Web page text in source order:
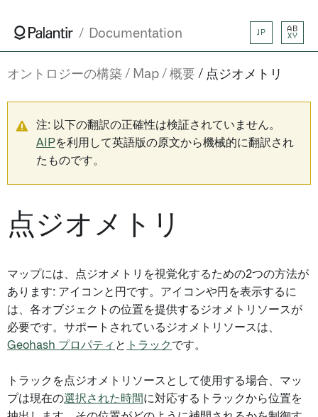
Documentation JP
AB
XY
オントロジーの構築 Map 概要 点ジオメトリ
注: 以下の翻訳の正確性は検証されていません。
AIPを利用して英語版の原文から機械的に翻訳され
たものです。
点ジオメトリ
マップには、点ジオメトリを視覚化するための2つの方法が
あります: アイコンと円です。アイコンや円を表示するに
は、各オブジェクトの位置を提供するジオメトリソースが
必要です。サポートされているジオメトリソースは、
Geohash プロパティ と トラック です。
トラックを点ジオメトリソースとして使用する場合、マッ
プは現在の選択された時間に対応するトラックから位置を